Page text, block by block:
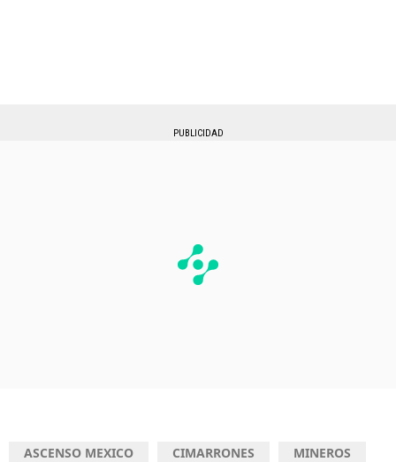
PUBLICIDAD
ASCENSO MEXICO CIMARRONES
MINEROS